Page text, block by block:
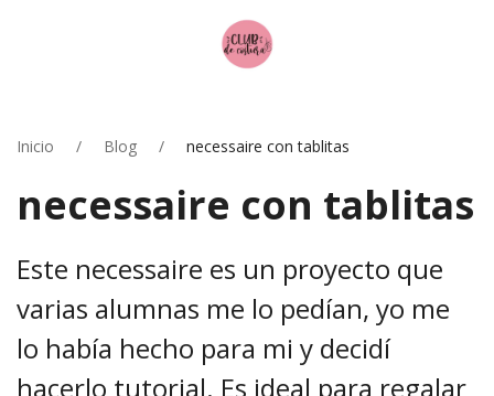
Inicio Blog necessaire con tablitas
necessaire con tablitas
Este necessaire es un proyecto que
varias alumnas me lo pedían, yo me
lo había hecho para mi y decidí
hacerlo tutorial. Es ideal para regalar